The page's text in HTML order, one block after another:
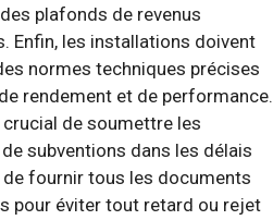
plafonds de revenus
Enfin, les installations doivent
normes techniques précises
rendement et de performance.
de soumettre les
subventions dans les délais
fournir tous les documents
pour éviter tout retard ou rejet